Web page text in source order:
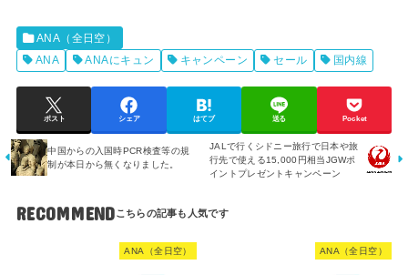
ANA（全日空）
ANA
ANAにキュン キャンペーン セール 国内線
ポスト シェア はてブ 送る Pocket
中国からの入国時PCR検査等の規
制が本日から無くなりました。
JALで行くシドニー旅行で日本や旅
行先で使える15,000円相当JGWポ
イントプレゼントキャンペーン
RECOMMEND
ANA（全日空） ANA（全日空）